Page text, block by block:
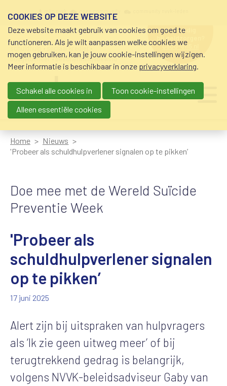
schuldhulp • sociaal krediet •
budgetbeheer • beschermingsbewind
hulp nodig
bij geldzorgen?
0800-8115.nl
Main navigation
Home
Nieuws
'Probeer als schuldhulpverlener signalen op te pikken’
Doe mee met de Wereld Suïcide
Preventie Week
'Probeer als
schuldhulpverlener signalen
op te pikken’
17 juni 2025
Alert zijn bij uitspraken van hulpvragers
als ‘Ik zie geen uitweg meer’ of bij
terugtrekkend gedrag is belangrijk,
volgens NVVK-beleidsadviseur Gaby van
COOKIES OP DEZE WEBSITE
Deze website maakt gebruik van cookies om goed te
functioneren. Als je wilt aanpassen welke cookies we
mogen gebruiken, kan je jouw cookie-instellingen wijzigen.
Meer informatie is beschikbaar in onze privacyverklaring.
Schakel alle cookies in
Toon cookie-instellingen
Alleen essentiële cookies